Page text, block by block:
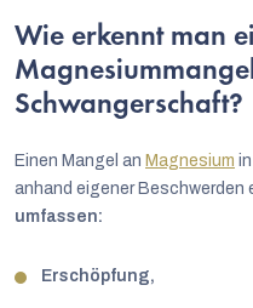
Wie erkennt man
Schwangerschaft?
Einen Mangel an Magnesium
anhand eigener Beschwerden
umfassen:
Erschöpfung,